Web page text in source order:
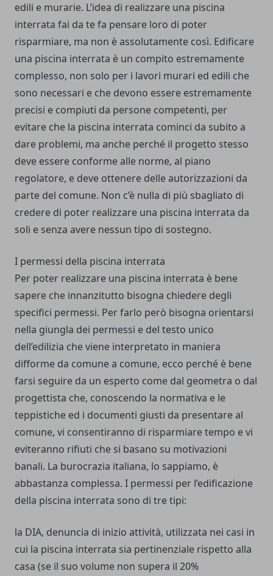
edili e murarie. L’idea di realizzare una piscina
interrata fai da te fa pensare loro di poter
risparmiare, ma non è assolutamente così. Edificare
una piscina interrata è un compito estremamente
complesso, non solo per i lavori murari ed edili che
sono necessari e che devono essere estremamente
precisi e compiuti da persone competenti, per
evitare che la piscina interrata cominci da subito a
dare problemi, ma anche perché il progetto stesso
deve essere conforme alle norme, al piano
regolatore, e deve ottenere delle autorizzazioni da
parte del comune. Non c’è nulla di più sbagliato di
credere di poter realizzare una piscina interrata da
soli e senza avere nessun tipo di sostegno.
I permessi della piscina interrata
Per poter realizzare una piscina interrata è bene
sapere che innanzitutto bisogna chiedere degli
specifici permessi. Per farlo però bisogna orientarsi
nella giungla dei permessi e del testo unico
dell’edilizia che viene interpretato in maniera
difforme da comune a comune, ecco perché è bene
farsi seguire da un esperto come dal geometra o dal
progettista che, conoscendo la normativa e le
teppistiche ed i documenti giusti da presentare al
comune, vi consentiranno di risparmiare tempo e vi
eviteranno rifiuti che si basano su motivazioni
banali. La burocrazia italiana, lo sappiamo, è
abbastanza complessa. I permessi per l’edificazione
della piscina interrata sono di tre tipi:
la DIA, denuncia di inizio attività, utilizzata nei casi in
cui la piscina interrata sia pertinenziale rispetto alla
casa (se il suo volume non supera il 20%